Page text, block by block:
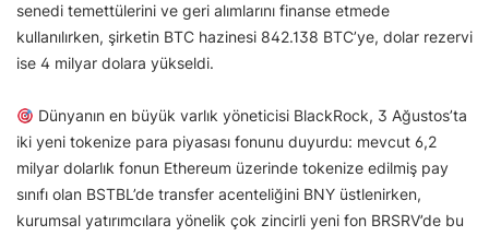
senedi temettülerini ve geri alımlarını finanse etmede
kullanılırken, şirketin BTC hazinesi 842.138 BTC’ye, dolar rezervi
ise 4 milyar dolara yükseldi.
Dünyanın en büyük varlık yöneticisi BlackRock, 3 Ağustos’ta
iki yeni tokenize para piyasası fonunu duyurdu: mevcut 6,2
milyar dolarlık fonun Ethereum üzerinde tokenize edilmiş pay
sınıfı olan BSTBL’de transfer acenteliğini BNY üstlenirken,
kurumsal yatırımcılara yönelik çok zincirli yeni fon BRSRV’de bu